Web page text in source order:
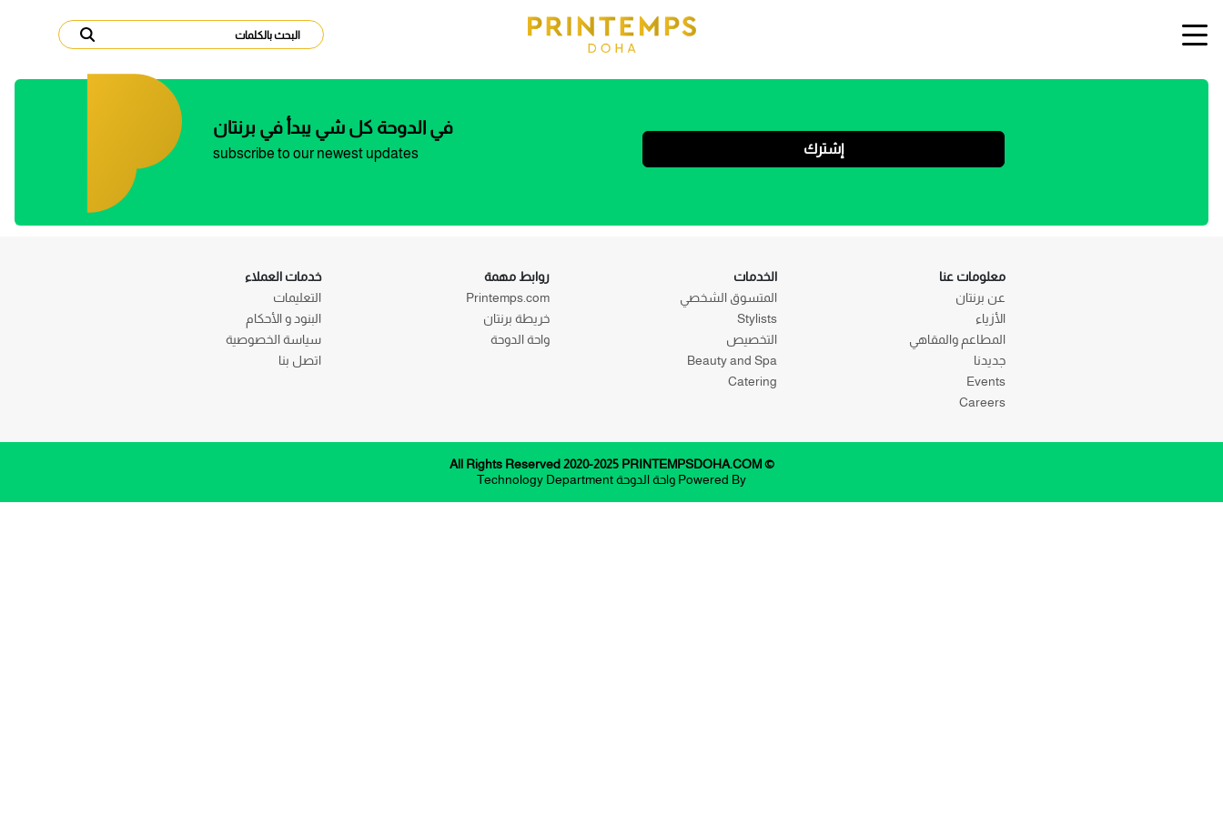
في الدوحة كل شي يبدأ في برنتان
subscribe to our newest updates إشترك
معلومات عنا
عن برنتان
الأزياء
المطاعم والمقاهي
جديدنا
Events
Careers
الخدمات
المتسوق الشخصي
Stylists
التخصيص
Beauty and Spa
Catering
روابط مهمة
Printemps.com
خريطة برنتان
واحة الدوحة
خدمات العملاء
التعليمات
البنود و الأحكام
سياسة الخصوصية
اتصل بنا
© All Rights Reserved 2020-2025 PRINTEMPSDOHA.COM
Powered By واحة الدوحة